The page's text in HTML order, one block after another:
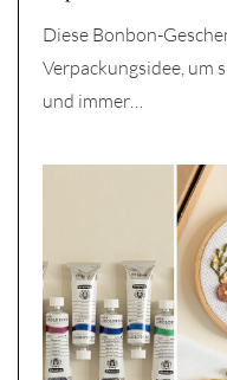
Diese Bonbon-
Verpackungsidee, um
und immer…